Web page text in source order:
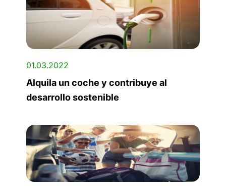
01.03.2022
Alquila un coche y contribuye al
desarrollo sostenible